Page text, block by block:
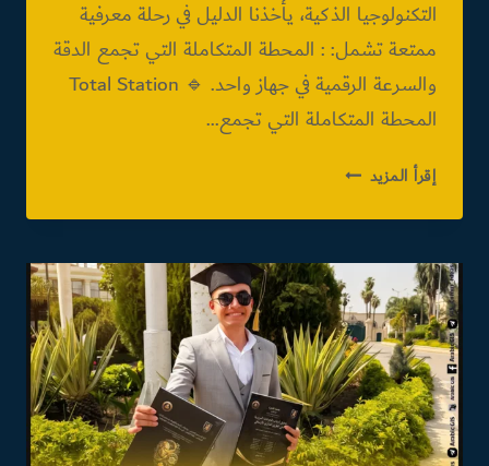
التكنولوجيا الذكية، يأخذنا الدليل في رحلة معرفية
ممتعة تشمل: : المحطة المتكاملة التي تجمع الدقة
والسرعة الرقمية في جهاز واحد. 🔹 Total Station
المحطة المتكاملة التي تجمع…
إقرأ المزيد دليل
المساحية
أجهزة
القياس